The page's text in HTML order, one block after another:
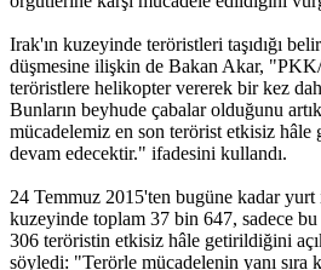
Irak'ın kuzeyinde teröristleri taşıdığı
düşmesine ilişkin de Bakan Akar,
teröristlere helikopter vererek bir kez
Bunların beyhude çabalar olduğunu
mücadelemiz en son terörist etkisiz hâle
devam edecektir." ifadesini kullandı.
24 Temmuz 2015'ten bugüne kadar
kuzeyinde toplam 37 bin 647, sadece bu
306 teröristin etkisiz hâle getirildiğini
söyledi: "Terörle mücadelenin yanı sıra